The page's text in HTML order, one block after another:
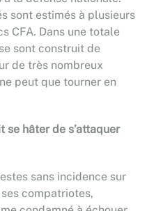
sont estimés à plusieurs
CFA. Dans une totale
sont construit de
de très nombreux
peut que tourner en
hâter de s’attaquer
sans incidence sur
compatriotes,